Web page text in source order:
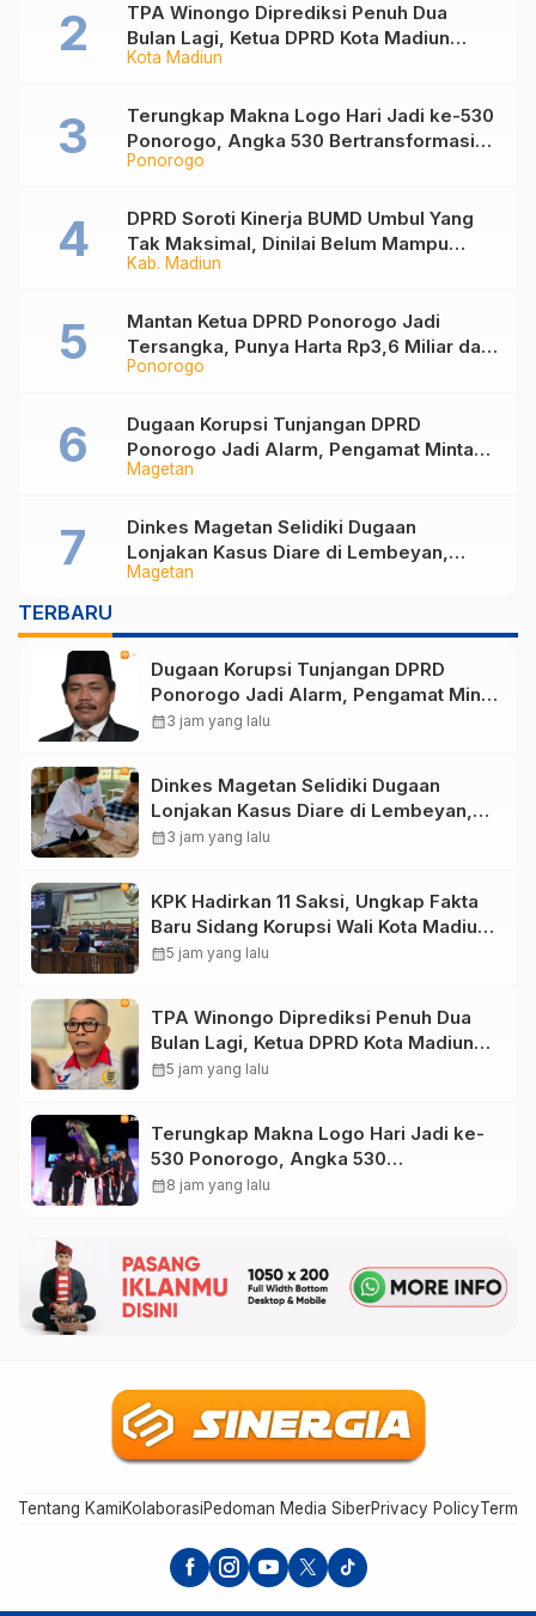
Kota Madiun
TPA Winongo Diprediksi Penuh Dua
Bulan Lagi, Ketua DPRD Kota Madiun
Desak Pemkot Percepat Penanganan
Ponorogo
Terungkap Makna Logo Hari Jadi ke-530
Ponorogo, Angka 530 Bertransformasi
Jadi Sekar Kinanthi
Kab. Madiun
DPRD Soroti Kinerja BUMD Umbul Yang
Tak Maksimal, Dinilai Belum Mampu
Hasilkan PAD
Ponorogo
Mantan Ketua DPRD Ponorogo Jadi
Tersangka, Punya Harta Rp3,6 Miliar dan
Utang Rp1,4 Miliar
Magetan
Dugaan Korupsi Tunjangan DPRD
Ponorogo Jadi Alarm, Pengamat Minta
Magetan Perkuat Tata Kelola
Magetan
Dinkes Magetan Selidiki Dugaan
Lonjakan Kasus Diare di Lembeyan,
Lakukan Penyelidikan Epidemiologi
TERBARU
Dugaan Korupsi Tunjangan DPRD
Ponorogo Jadi Alarm, Pengamat Minta
Magetan Perkuat Tata Kelola
calendar_month3 jam yang lalu
Dinkes Magetan Selidiki Dugaan
Lonjakan Kasus Diare di Lembeyan,
Lakukan Penyelidikan Epidemiologi
calendar_month3 jam yang lalu
KPK Hadirkan 11 Saksi, Ungkap Fakta
Baru Sidang Korupsi Wali Kota Madiun
Nonaktif Maidi
calendar_month5 jam yang lalu
TPA Winongo Diprediksi Penuh Dua
Bulan Lagi, Ketua DPRD Kota Madiun
Desak Pemkot Percepat Penanganan
calendar_month5 jam yang lalu
Terungkap Makna Logo Hari Jadi ke-
530 Ponorogo, Angka 530
Bertransformasi Jadi Sekar Kinanthi
calendar_month8 jam yang lalu
Tentang KamiKolaborasiPedoman Media SiberPrivacy PolicyTerms